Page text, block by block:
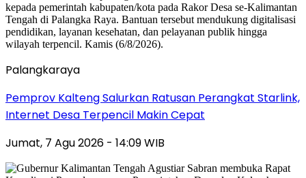
Palangkaraya
Pemprov Kalteng Salurkan Ratusan Perangkat Starlink,
Internet Desa Terpencil Makin Cepat
Jumat, 7 Agu 2026 - 14:09 WIB